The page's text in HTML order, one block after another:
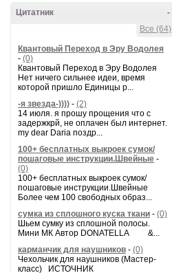
-
Цитатник
Все (64)
Квантовый Переход в Эру Водолея
- (0)
Квантовый Переход в Эру Водолея
Нет ничего сильнее идеи, время
которой пришло Единицы р...
-я звезда-)))) - (2)
14 июля. я прошу прощения что с
задержкрй, не оплачен был интернет.
my dear Daria поздр...
100+ бесплатных выкроек сумок/
пошаговые инструкции.Швейные -
(0)
100+ бесплатных выкроек сумок/
пошаговые инструкции.Швейные
Более чем 100 свободных образ...
сумка из сплошного куска ткани - (0)
Шьем сумку из сплошной полосы.
Мини МК Автор DONATELLA &...
карманчик для наушников - (0)
Чехольчик для наушников (Мастер-
класс) ИСТОЧНИК